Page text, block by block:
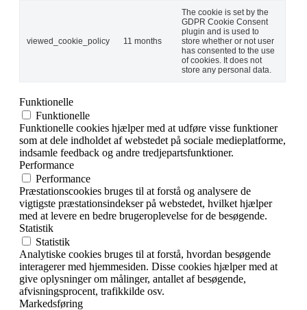
viewed_cookie_policy 11 months
The cookie is set by the
GDPR Cookie Consent
plugin and is used to
store whether or not user
has consented to the use
of cookies. It does not
store any personal data.
Funktionelle
Funktionelle
Funktionelle cookies hjælper med at udføre visse funktioner
som at dele indholdet af webstedet på sociale medieplatforme,
indsamle feedback og andre tredjepartsfunktioner.
Performance
Performance
Præstationscookies bruges til at forstå og analysere de
vigtigste præstationsindekser på webstedet, hvilket hjælper
med at levere en bedre brugeroplevelse for de besøgende.
Statistik
Statistik
Analytiske cookies bruges til at forstå, hvordan besøgende
interagerer med hjemmesiden. Disse cookies hjælper med at
give oplysninger om målinger, antallet af besøgende,
afvisningsprocent, trafikkilde osv.
Markedsføring